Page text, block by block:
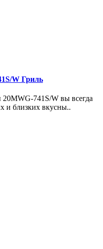
W Гриль
741S/W вы всегда
и близких вкусны..